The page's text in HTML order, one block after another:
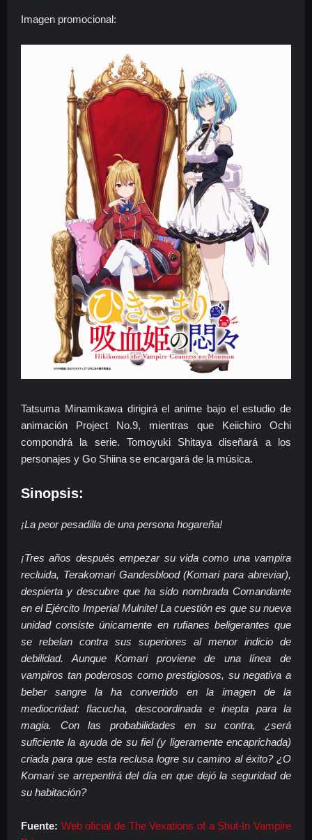
Imagen promocional:
Tatsuma Minamikawa dirigirá el anime bajo el estudio de
animación Project No.9, mientras que Keiichiro Ochi
compondrá la serie. Tomoyuki Shitaya diseñará a los
personajes y Go Shiina se encargará de la música.
Sinopsis:
¡La peor pesadilla de una persona hogareña!
¡Tres años después empezar su vida como una vampira
recluida, Terakomari Gandesblood (Komari para abreviar),
despierta y descubre que ha sido nombrada Comandante
en el Ejército Imperial Mulnite! La cuestión es que su nueva
unidad consiste únicamente en rufianes beligerantes que
se rebelan contra sus superiores al menor indicio de
debilidad. Aunque Komari proviene de una línea de
vampiros tan poderosos como prestigiosos, su negativa a
beber sangre la ha convertido en la imagen de la
mediocridad: flacucha, descoordinada e inepta para la
magia. Con las probabilidades en su contra, ¿será
suficiente la ayuda de su fiel (y ligeramente encaprichada)
criada para que esta reclusa logre su camino al éxito? ¿O
Komari se arrepentirá del día en que dejó la seguridad de
su habitación?
Fuente: Web oficial de The Vexations of a Shut-In Vampire